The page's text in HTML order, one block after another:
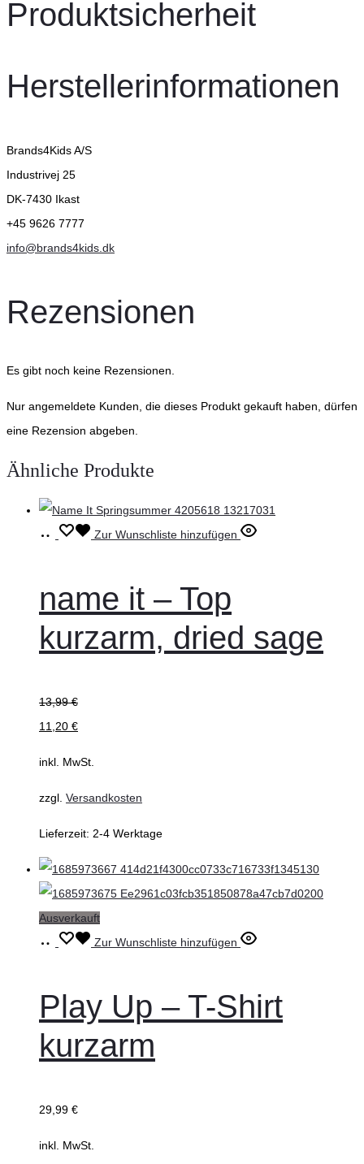
Produktsicherheit
Herstellerinformationen
Brands4Kids A/S
Industrivej 25
DK-7430 Ikast
+45 9626 7777
info@brands4kids.dk
Rezensionen
Es gibt noch keine Rezensionen.
Nur angemeldete Kunden, die dieses Produkt gekauft haben, dürfen
eine Rezension abgeben.
Ähnliche Produkte
Ausführung
Dieses
mehrere
Varianten
auf.
Optionen
können
Produktseite
Zur Wunschliste hinzufügen
name it – Top
kurzarm, dried sage
13,99€
11,20 €
inkl. MwSt.
zzgl. Versandkosten
Lieferzeit: 2-4 Werktage
Ausverkauft
Ausführung
Dieses
mehrere
Varianten
auf.
Optionen
Zur Wunschliste hinzufügen
Play Up – T-Shirt
kurzarm
29,99 €
inkl. MwSt.